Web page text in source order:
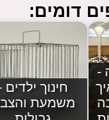
דומים:
-
חינוך ילדים
משמעת